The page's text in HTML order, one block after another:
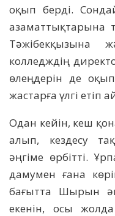
оқып берді.
азаматтықтарына
Тәжібекқызына
колледждің
өлеңдерін де оқып,
жастарға үлгі етіп
Одан кейін, кеш
алып, кездесу
әңгіме өрбітті.
дамумен ғана
бағытта Шырын
екенін, осы